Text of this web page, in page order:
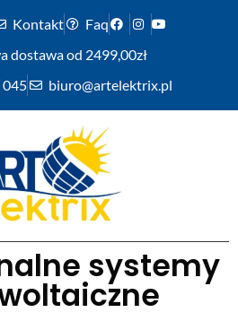
Kontakt
Faq
dostawa od 2499,00zł
045
biuro@artelektrix.pl
systemy